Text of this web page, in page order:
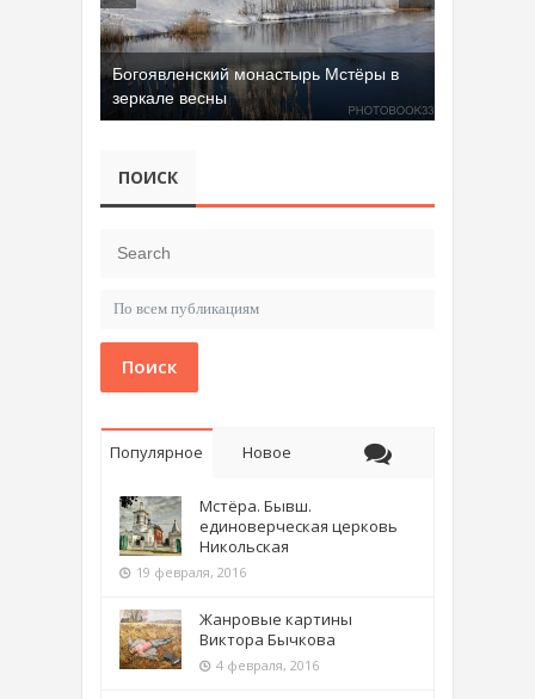
Добрятинский карьер (д. Алферово)
ПОИСК
Поиск
Популярное Новое
Мстёра. Бывш.
единоверческая церковь
Никольская
19 февраля, 2016
Жанровые картины
Виктора Бычкова
4 февраля, 2016